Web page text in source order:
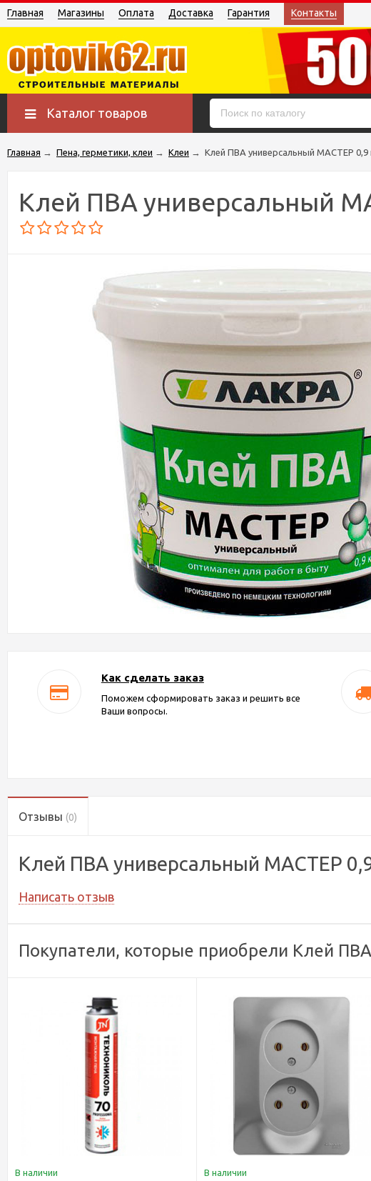
Главная Магазины Оплата Доставка Гарантия Контакты
Каталог товаров
Главная → Пена, герметики, клеи → Клеи → Клей ПВА универсальный МАСТЕР 0,9
Клей ПВА универсальный
Как сделать заказ
Поможем сформировать заказ и решить все
Ваши вопросы.
Отзывы (0)
Клей ПВА универсальный МАСТЕР
Написать отзыв
Покупатели, которые приобрели Клей
В наличии В наличии